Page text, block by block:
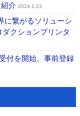
介 2024.1.23
に繋がるソリューシ
クションプリンタ
付を開始、事前登録